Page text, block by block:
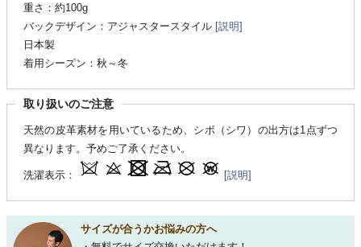
重さ：約100g
バックデザイン：アジャスタースタイル [説明]
日本製
着用シーズン：秋～冬
取り扱いのご注意
天然の皮革素材を用いているため、シボ（シワ）の出方は1点ずつ
異なります。予めご了承ください。
洗濯表示： [説明]
サイズが合うかお悩みの方へ